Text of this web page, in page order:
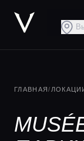
ГЛАВНАЯ/